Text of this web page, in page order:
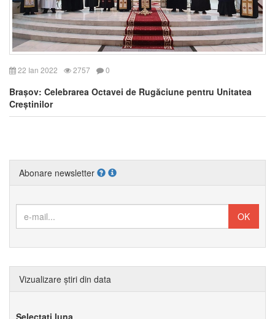
22 Ian 2022 2757 0
Brașov: Celebrarea Octavei de Rugăciune pentru Unitatea
Creștinilor
Abonare newsletter
Vizualizare știri din data
Selectați luna